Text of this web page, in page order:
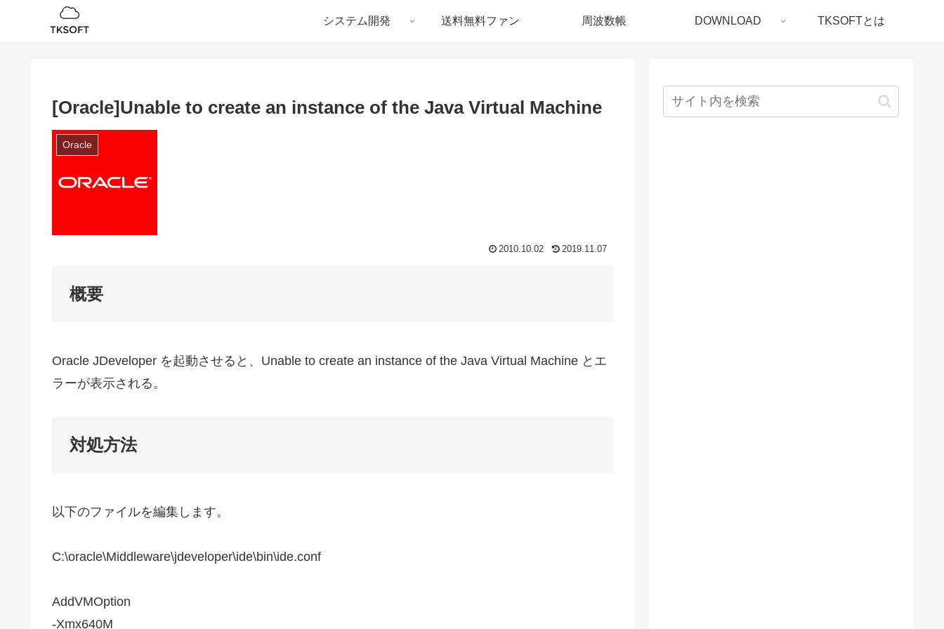
システム開発 送料無料ファン 周波数帳 DOWNLOAD TKSOFTとは
[Oracle]Unable to create an instance of the Java Virtual Machine
Oracle
2010.10.02 2019.11.07
概要
Oracle JDeveloper を起動させると、Unable to create an instance of the Java Virtual Machine とエ
ラーが表示される。
対処方法
以下のファイルを編集します。
C:\oracle\Middleware\jdeveloper\ide\bin\ide.conf
AddVMOption
-Xmx640M